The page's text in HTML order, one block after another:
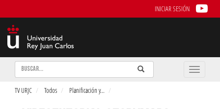
INICIAR SESIÓN
Buscar Enviar
Buscar
Toggle
TV URJC Todos Planificación y...